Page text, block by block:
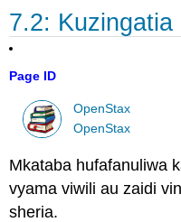
7.2: Kuzingatia
Page ID
OpenStax
OpenStax
Mkataba hufafanuliwa
vyama viwili au zaidi
sheria.